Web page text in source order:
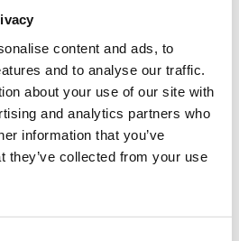
content and ads, to
and to analyse our traffic.
about your use of our site with
and analytics partners who
information that you’ve
they’ve collected from your use
Ελλάδα.
σε συμμετέχουσες οι οποίες
τη δύναμη των Κοινωνικών
όλα όσα μπορούν να
την επιχείρησή τους.
μάθημα θα καλύφθούν όλες οι
οι βασικές απορίες που μας
Κοινωνικά Δίκτυα πρέπει να